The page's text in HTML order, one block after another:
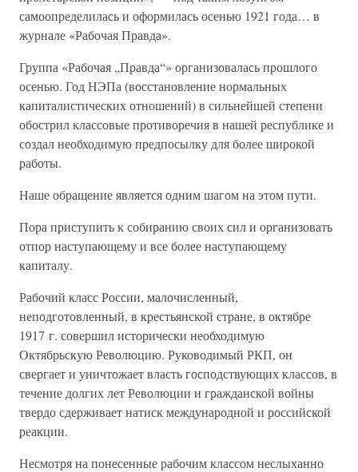
самоопределилась и оформилась осенью 1921 года… в
журнале «Рабочая Правда».
Группа «Рабочая „Правда“» организовалась прошлого
осенью. Год НЭПа (восстановление нормальных
капиталистических отношений) в сильнейшей степени
обострил классовые противоречия в нашей республике и
создал необходимую предпосылку для более широкой
работы.
Наше обращение является одним шагом на этом пути.
Пора приступить к собиранию своих сил и организовать
отпор наступающему и все более наступающему
капиталу.
Рабочий класс России, малочисленный,
неподготовленный, в крестьянской стране, в октябре
1917 г. совершил исторически необходимую
Октябрьскую Революцию. Руководимый РКП, он
свергает и уничтожает власть господствующих классов, в
течение долгих лет Революции и гражданской войны
твердо сдерживает натиск международной и российской
реакции.
Несмотря на понесенные рабочим классом неслыханно